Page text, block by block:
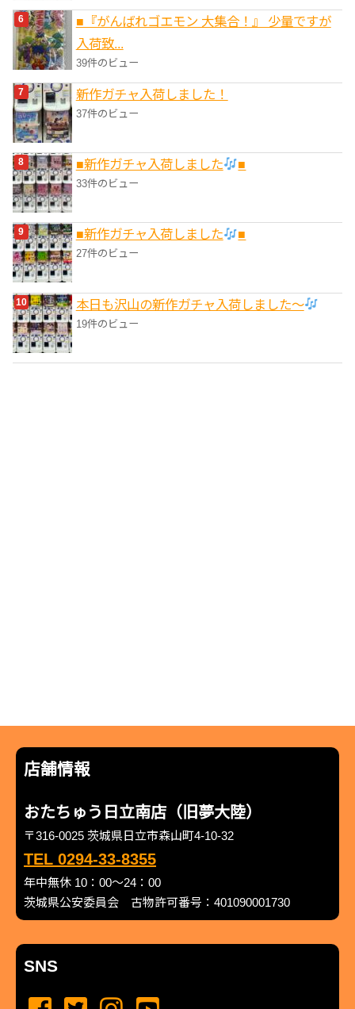
■『がんばれゴエモン 大集合！』 少量ですが
入荷致...
39件のビュー
新作ガチャ入荷しました！
37件のビュー
■新作ガチャ入荷しました ■
33件のビュー
■新作ガチャ入荷しました ■
27件のビュー
本日も沢山の新作ガチャ入荷しました〜
19件のビュー
店舗情報
おたちゅう日立南店（旧夢大陸）
〒316-0025 茨城県日立市森山町4-10-32
TEL 0294-33-8355
年中無休 10：00～24：00
茨城県公安委員会 古物許可番号：401090001730
SNS